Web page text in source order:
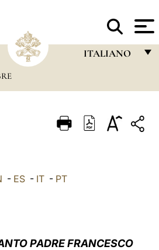
ITALIANO
ITALIANO
- ES- IT- PT
PADRE FRANCESCO